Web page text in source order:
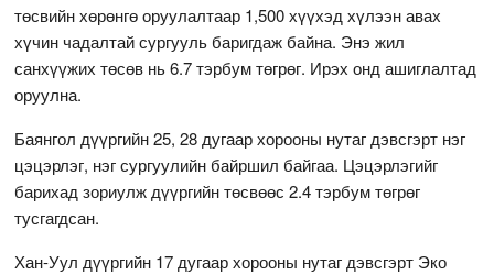
төсвийн хөрөнгө оруулалтаар 1,500 хүүхэд хүлээн авах
хүчин чадалтай сургууль баригдаж байна. Энэ жил
санхүүжих төсөв нь 6.7 тэрбум төгрөг. Ирэх онд ашиглалтад
оруулна.
Баянгол дүүргийн 25, 28 дугаар хорооны нутаг дэвсгэрт нэг
цэцэрлэг, нэг сургуулийн байршил байгаа. Цэцэрлэгийг
барихад зориулж дүүргийн төсвөөс 2.4 тэрбум төгрөг
тусгагдсан.
Хан-Уул дүүргийн 17 дугаар хорооны нутаг дэвсгэрт Эко